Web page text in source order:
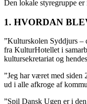
Den lokale styregruppe
1. HVORDAN
”Kulturskolen Syddjurs –
fra KulturHotellet i
kultursekretariat og
”Jeg har været med
ud i alle afkroge af
”Spil Dansk Ugen er i